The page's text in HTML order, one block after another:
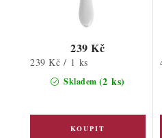
Skladem (2 ks)
239 Kč
Měrná
239 Kč / 1 ks